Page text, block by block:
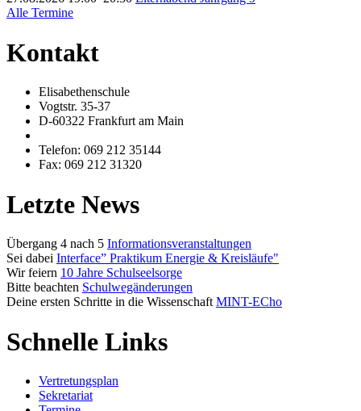
Alle Termine
Kontakt
Elisabethenschule
Vogtstr. 35-37
D-60322 Frankfurt am Main
Telefon: 069 212 35144
Fax: 069 212 31320
Letzte News
Übergang 4 nach 5 Informationsveranstaltungen
Sei dabei Interface” Praktikum Energie & Kreisläufe"
Wir feiern 10 Jahre Schulseelsorge
Bitte beachten Schulwegänderungen
Deine ersten Schritte in die Wissenschaft MINT-ECho
Schnelle Links
Vertretungsplan
Sekretariat